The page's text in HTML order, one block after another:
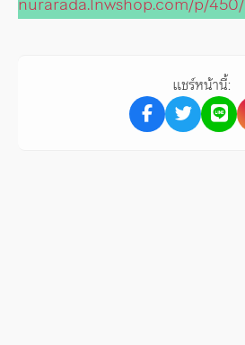
แชร์หน้านี้: